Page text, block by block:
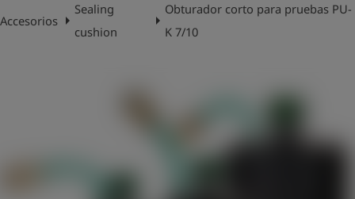
Aplicaciones
Accesorios arrow_right
Sealing
cushion
arrow_right
Obturador corto para pruebas PU-
K 7/10